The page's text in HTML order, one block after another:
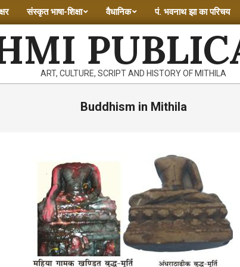
संस्कृत भाषा-शिक्षा वैधानिक पं. भवनाथ झा का परिचय
ART, CULTURE, SCRIPT AND HISTORY OF MITHILA
Buddhism in Mithila